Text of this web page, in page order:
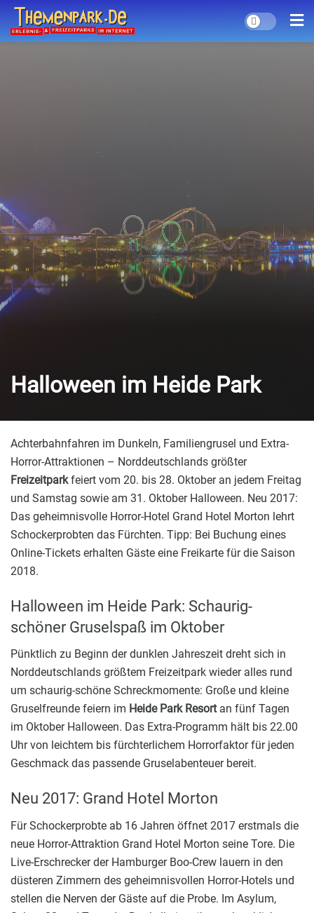
Halloween im Heide Park
Achterbahnfahren im Dunkeln, Familiengrusel und Extra-
Horror-Attraktionen – Norddeutschlands größter
Freizeitparkfeiert vom 20. bis 28. Oktober an jedem Freitag
und Samstag sowie am 31. Oktober Halloween. Neu 2017:
Das geheimnisvolle Horror-Hotel Grand Hotel Morton lehrt
Schockerprobten das Fürchten. Tipp: Bei Buchung eines
Online-Tickets erhalten Gäste eine Freikarte für die Saison
2018.
Halloween im Heide Park: Schaurig-
schöner Gruselspaß im Oktober
Pünktlich zu Beginn der dunklen Jahreszeit dreht sich in
Norddeutschlands größtem Freizeitpark wieder alles rund
um schaurig-schöne Schreckmomente: Große und kleine
Gruselfreunde feiern im Heide Park Resortan fünf Tagen
im Oktober Halloween. Das Extra-Programm hält bis 22.00
Uhr von leichtem bis fürchterlichem Horrorfaktor für jeden
Geschmack das passende Gruselabenteuer bereit.
Neu 2017: Grand Hotel Morton
Für Schockerprobte ab 16 Jahren öffnet 2017 erstmals die
neue Horror-Attraktion Grand Hotel Morton seine Tore. Die
Live-Erschrecker der Hamburger Boo-Crew lauern in den
düsteren Zimmern des geheimnisvollen Horror-Hotels und
stellen die Nerven der Gäste auf die Probe. Im Asylum,